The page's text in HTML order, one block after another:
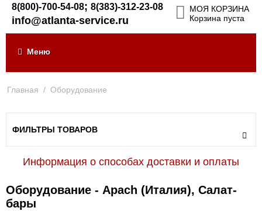
8(800)-700-54-08; 8(383)-312-23-08
info@atlanta-service.ru
МОЯ КОРЗИНА
Корзина пуста
Меню
Главная / Оборудование
ФИЛЬТРЫ ТОВАРОВ
Информация о способах доставки и оплаты
Оборудование - Apach (Италия), Салат-
бары